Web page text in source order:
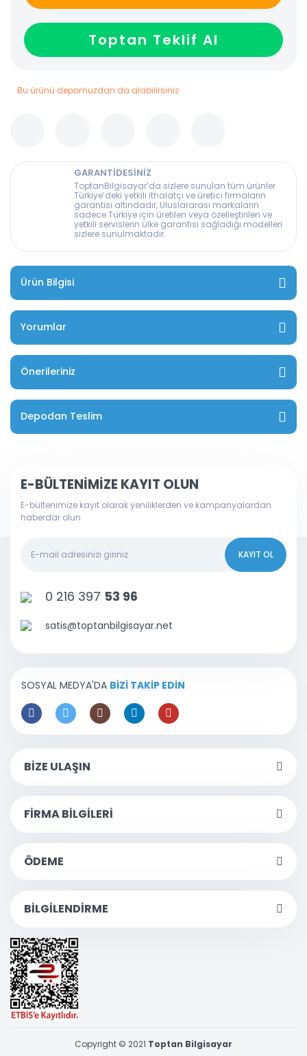
Toptan Teklif Al
Bu ürünü depomuzdan da alabilirsiniz
GARANTİDESİNİZ
ToptanBilgisayar’da sizlere sunulan tüm ürünler
Türkiye’deki yetkili ithalatçı ve üretici firmaların
garantisi altındadır, Uluslararası markaların
sadece Türkiye için üretilen veya özelleştirilen ve
yetkili servislerin ülke garantisi sağladığı modelleri
sizlere sunulmaktadır.
Ürün Bilgisi
Yorumlar
Önerileriniz
Depodan Teslim
E-BÜLTENİMİZE KAYIT OLUN
E-bültenimize kayıt olarak yeniliklerden ve kampanyalardan
haberdar olun
KAYIT OL
0 216 397 53 96
satis@toptanbilgisayar.net
SOSYAL MEDYA'DA BİZİ TAKİP EDİN
BİZE ULAŞIN
FİRMA BİLGİLERİ
ÖDEME
BİLGİLENDİRME
Copyright © 2021 Toptan Bilgisayar